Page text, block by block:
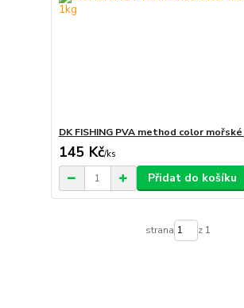
DK FISHING PVA method color
145 Kč/ks
Přidat do košíku
strana z 1